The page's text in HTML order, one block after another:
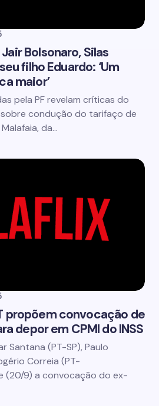
Bolsonaro, Silas
filho Eduardo: ‘Um
maior’
pela PF revelam críticas do
condução do tarifaço de
da…
propõem convocação de
depor em CPMI do INSS
Santana (PT-SP), Paulo
Correia (PT-
(20/9) a convocação do ex-